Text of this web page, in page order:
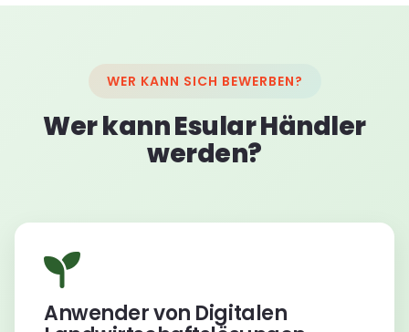
WER KANN SICH BEWERBEN?
Wer kann Esular Händler
werden?
Anwender von Digitalen